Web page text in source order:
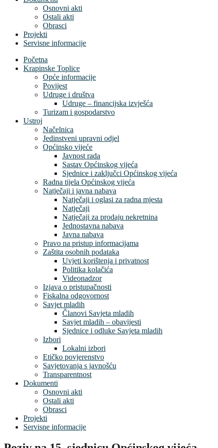
Osnovni akti
Ostali akti
Obrasci
Projekti
Servisne informacije
Početna
Krapinske Toplice
Opće informacije
Povijest
Udruge i društva
Udruge – financijska izvješća
Turizam i gospodarstvo
Ustroj
Načelnica
Jedinstveni upravni odjel
Općinsko vijeće
Javnost rada
Sastav Općinskog vijeća
Sjednice i zaključci Općinskog vijeća
Radna tijela Općinskog vijeća
Natječaji i javna nabava
Natječaji i oglasi za radna mjesta
Natječaji
Natječaji za prodaju nekretnina
Jednostavna nabava
Javna nabava
Pravo na pristup informacijama
Zaštita osobnih podataka
Uvjeti korištenja i privatnost
Politika kolačića
Videonadzor
Izjava o pristupačnosti
Fiskalna odgovornost
Savjet mladih
Članovi Savjeta mladih
Savjet mladih – obavijesti
Sjednice i odluke Savjeta mladih
Izbori
Lokalni izbori
Etičko povjerenstvo
Savjetovanja s javnošću
Transparentnost
Dokumenti
Osnovni akti
Ostali akti
Obrasci
Projekti
Servisne informacije